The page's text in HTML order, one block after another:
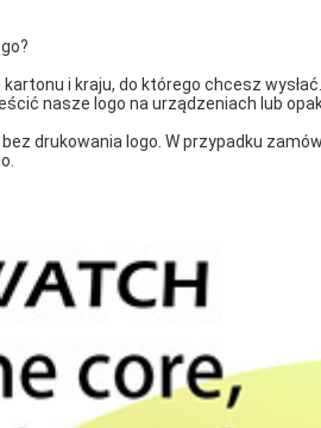
i kraju, do którego chcesz
nasze logo na urządzeniach lub
drukowania logo. W przypadku